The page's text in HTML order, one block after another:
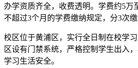
办学资质齐全，收费透明。学费约5万
不超过3个月的学费缴纳规定，分3次
校区位于黄浦区，实行全日制在校学
区设有门禁系统，严格控制学生出入
学习生活安全。